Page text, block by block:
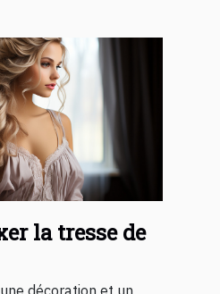
la tresse de
décoration et un